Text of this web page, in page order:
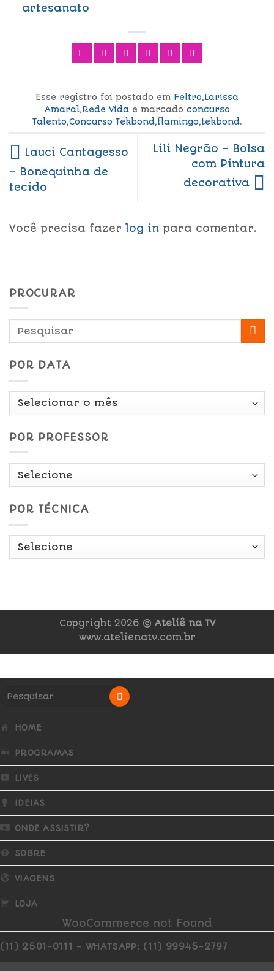
artesanato
Esse registro foi postado em Feltro,Larissa
Amaral,Rede Vidae marcado concurso
Talento,Concurso Tekbond,flamingo,tekbond.
Lauci Cantagesso
– Bonequinha de
tecido
Lili Negrão – Bolsa
com Pintura
decorativa
Você precisa fazer log in para comentar.
PROCURAR
POR DATA
Por
POR PROFESSOR
POR TÉCNICA
Copyright 2026 © Ateliê na TV
www.atelienatv.com.br
HOME
PROGRAMAS
LIVES
IDEIAS
ONDE ASSISTIR?
SOBRE
VIAGENS
LOJA
WooCommerce not Found
(11) 2501-0111 - WHATSAPP: (11) 99945-2797